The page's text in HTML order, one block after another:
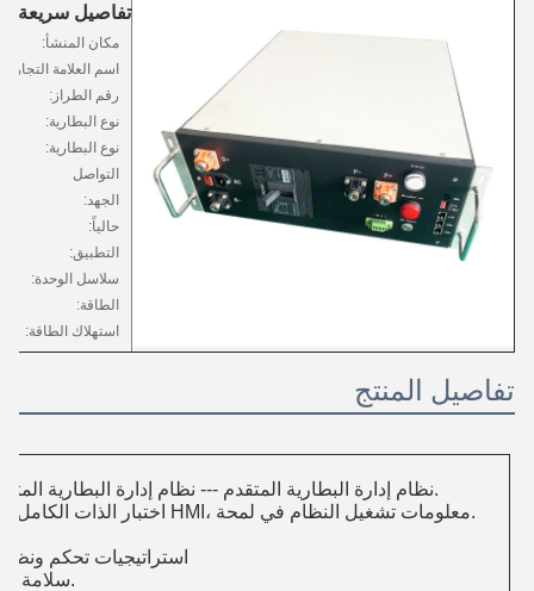
تفاصيل سريعة
مكان المنشأ:
اسم العلامة التجارية
رقم الطراز:
نوع البطارية:
نوع البطارية:
التواصل
الجهد:
حالياً:
التطبيق:
سلاسل الوحدة:
الطاقة:
استهلاك الطاقة:
تفاصيل المنتج
1نظام إدارة البطارية المتقدم --- نظام إدارة البطارية المتكامل للغاية يمكّن المراقبة السلسة.
2اختبار الذات الكامل واكتشاف حالة التشغيل، مع شاشة HMI، معلومات تشغيل النظام في لمحة.
3. استراتيجيات تحكم
سلامة البطارية، تمديد عمر مرافقة البطارية.